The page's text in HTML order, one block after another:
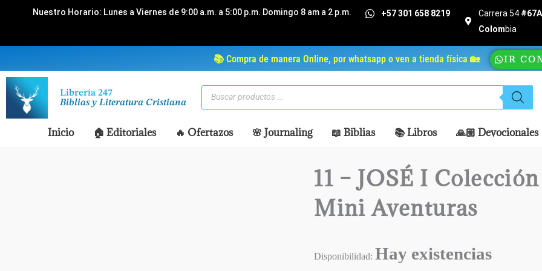
Nuestro Horario: Lunes a Viernes de 9:00 a.m. a 5:00 p.m. Domingo 8 am a 2 p.m. +57 301 658 8219 Carrera 54
Colombia
📚 Compra de manera Online, por whatsapp o ven a tienda física 🏡 IR
Librería 247
Biblias y Literatura Cristiana
Búsqueda
productos
Inicio 🏠 Editoriales 🔥 Ofertazos 🌸 Journaling 📖 Biblias 📚 Libros 🙏🏼 Devocionales
11 – JOSÉ I
Mini Aventuras
Disponibilidad: Hay existencias